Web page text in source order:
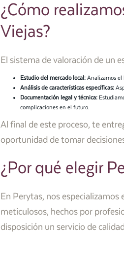
¿Cómo
Viejas?
El sistema de valoración de un
Estudio del mercado local: Analizamos el
Análisis de características específicas:
Documentación legal y técnica:
complicaciones en el futuro.
Al final de este proceso, te
oportunidad de tomar
¿Por qué elegir
En Perytas, nos especializamos
meticulosos, hechos por
disposición un servicio de